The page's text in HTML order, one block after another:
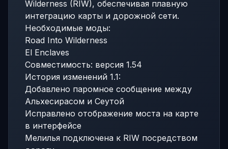
Wilderness (RIW), обеспечивая плавную
интеграцию карты и дорожной сети.
Необходимые моды:
Road Into Wilderness
El Enclaves
Совместимость: версия 1.54
История изменений 1.1:
Добавлено паромное сообщение между
Альхесирасом и Сеутой
Исправлено отображение моста на карте
в интерфейсе
Мелилья подключена к RIW посредством